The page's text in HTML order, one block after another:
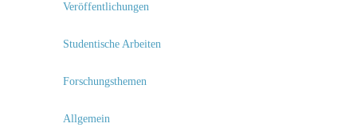
Veröffentlichungen
Studentische Arbeiten
Forschungsthemen
Allgemein